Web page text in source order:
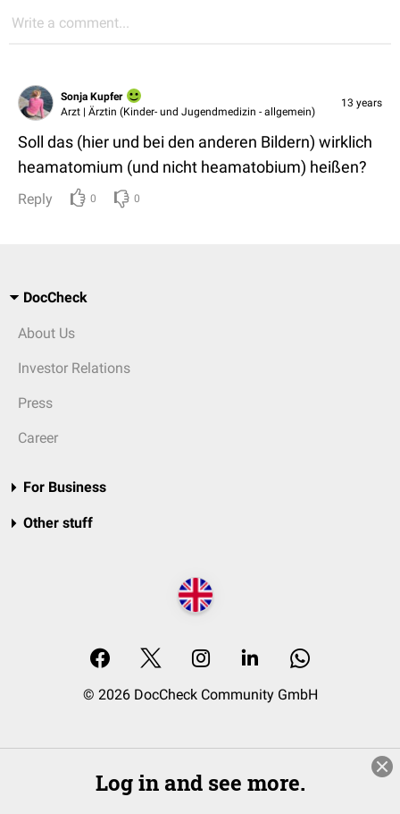
Write a comment...
Sonja Kupfer
Arzt | Ärztin (Kinder- und Jugendmedizin - allgemein)
13 years
Soll das (hier und bei den anderen Bildern) wirklich
heamatomium (und nicht heamatobium) heißen?
Reply 0 0
DocCheck
About Us
Investor Relations
Press
Career
For Business
Other stuff
© 2026 DocCheck Community GmbH
Log in and see more.